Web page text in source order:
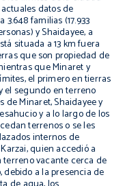
datos de
familias (17.933
y Shaidayee, a
situada a 13 km fuera
que son propiedad de
que Minaret y
el primero en tierras
el segundo en terreno
de Minaret, Shaidayee y
y a lo largo de los
terrenos o se les
internos de
quien accedió a
vacante cerca de
debido a la presencia de